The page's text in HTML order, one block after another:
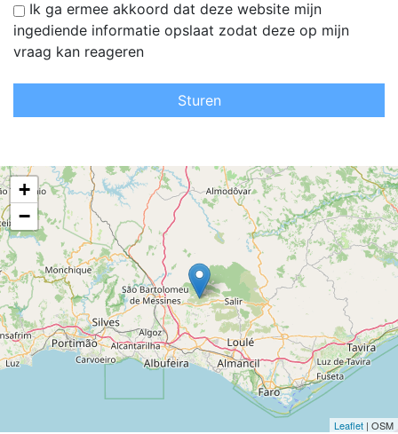
Ik ga ermee akkoord dat deze website mijn
ingediende informatie opslaat zodat deze op mijn
vraag kan reageren
Sturen
+
−
Leaflet | OSM